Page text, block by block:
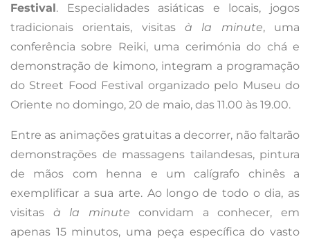
Festival. Especialidades asiáticas e locais, jogos
tradicionais orientais, visitas à la minute, uma
conferência sobre Reiki, uma cerimónia do chá e
demonstração de kimono, integram a programação
do Street Food Festival organizado pelo Museu do
Oriente no domingo, 20 de maio, das 11.00 às 19.00.
Entre as animações gratuitas a decorrer, não faltarão
demonstrações de massagens tailandesas, pintura
de mãos com henna e um calígrafo chinês a
exemplificar a sua arte. Ao longo de todo o dia, as
visitas à la minute convidam a conhecer, em
apenas 15 minutos, uma peça específica do vasto